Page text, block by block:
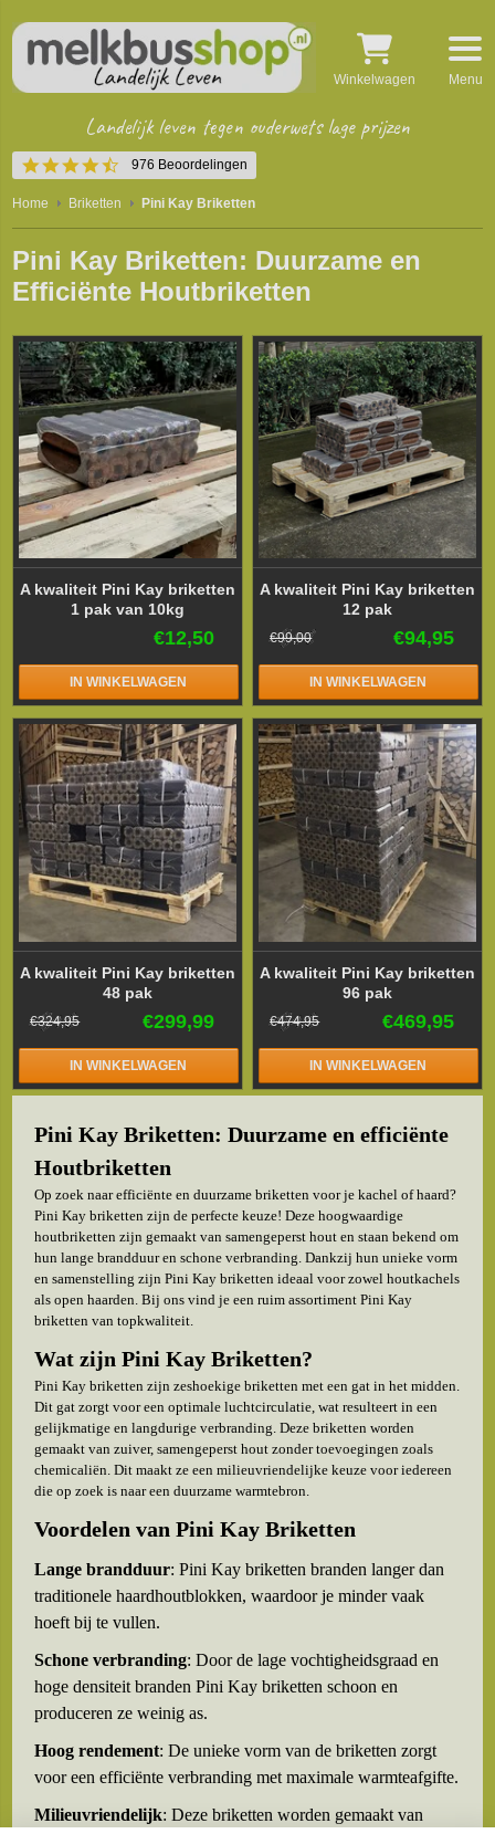
4.5
star
rating
976 Beoordelingen
Landelijk leven tegen ouderwets lage prijzen
Winkelwagen Menu
Home Briketten Pini Kay Briketten
Pini Kay Briketten: Duurzame en
Efficiënte Houtbriketten
A kwaliteit Pini Kay briketten
1 pak van 10kg
€12,50
IN WINKELWAGEN
A kwaliteit Pini Kay briketten
12 pak
€94,95
€99,00
IN WINKELWAGEN
A kwaliteit Pini Kay briketten
48 pak
€299,99
€324,95
IN WINKELWAGEN
A kwaliteit Pini Kay briketten
96 pak
€469,95
€474,95
IN WINKELWAGEN
Pini Kay Briketten: Duurzame en efficiënte
Houtbriketten
Op zoek naar efficiënte en duurzame briketten voor je kachel of haard?
Pini Kay briketten zijn de perfecte keuze! Deze hoogwaardige
houtbriketten zijn gemaakt van samengeperst hout en staan bekend om
hun lange brandduur en schone verbranding. Dankzij hun unieke vorm
en samenstelling zijn Pini Kay briketten ideaal voor zowel houtkachels
als open haarden. Bij ons vind je een ruim assortiment Pini Kay
briketten van topkwaliteit.
Wat zijn Pini Kay Briketten?
Pini Kay briketten zijn zeshoekige briketten met een gat in het midden.
Dit gat zorgt voor een optimale luchtcirculatie, wat resulteert in een
gelijkmatige en langdurige verbranding. Deze briketten worden
gemaakt van zuiver, samengeperst hout zonder toevoegingen zoals
chemicaliën. Dit maakt ze een milieuvriendelijke keuze voor iedereen
die op zoek is naar een duurzame warmtebron.
Voordelen van Pini Kay Briketten
Lange brandduur: Pini Kay briketten branden langer dan
traditionele haardhoutblokken, waardoor je minder vaak
hoeft bij te vullen.
Schone verbranding: Door de lage vochtigheidsgraad en
hoge densiteit branden Pini Kay briketten schoon en
produceren ze weinig as.
Hoog rendement: De unieke vorm van de briketten zorgt
voor een efficiënte verbranding met maximale warmteafgifte.
Milieuvriendelijk: Deze briketten worden gemaakt van